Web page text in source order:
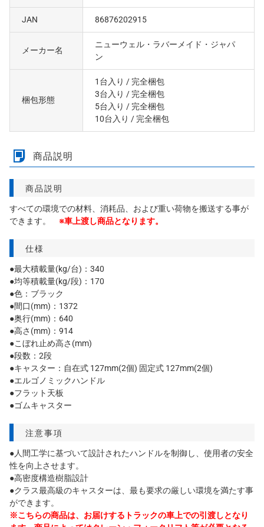
JAN 86876202915
メーカー名
ニューウェル・ラバーメイド・ジャパ
ン
梱包形態
1台入り / 完全梱包
3台入り / 完全梱包
5台入り / 完全梱包
10台入り / 完全梱包
商品説明
商品説明
すべての環境での材料、消耗品、および重い荷物を搬送する事が
できます。 ※車上渡し商品となります。
仕様
●最大積載量(kg/台)：340
●均等積載量(kg/段)：170
●色：ブラック
●間口(mm)：1372
●奥行(mm)：640
●高さ(mm)：914
●こぼれ止め高さ(mm)
●段数：2段
●キャスター：自在式 127mm(2個) 固定式 127mm(2個)
●エルゴノミックハンドル
●フラット天板
●ゴムキャスター
注意事項
●人間工学に基づいて設計されたハンドルを制御し、使用者の安全
性を向上させます。
●高密度構造樹脂設計
●クラス最高級のキャスターは、最も要求の厳しい環境を満たす事
ができます。
※こちらの商品は、お届けするトラックの車上での引渡しとなり